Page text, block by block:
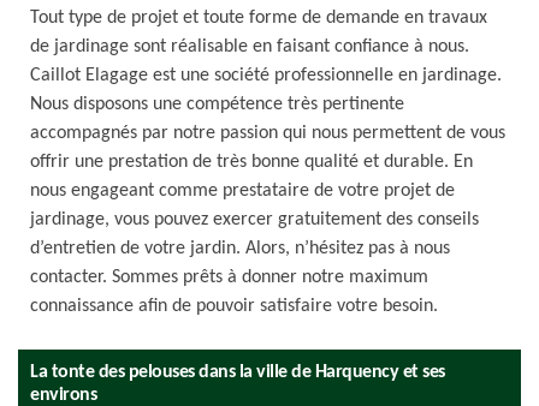
Tout type de projet et toute forme de demande en travaux
de jardinage sont réalisable en faisant confiance à nous.
Caillot Elagage est une société professionnelle en jardinage.
Nous disposons une compétence très pertinente
accompagnés par notre passion qui nous permettent de vous
offrir une prestation de très bonne qualité et durable. En
nous engageant comme prestataire de votre projet de
jardinage, vous pouvez exercer gratuitement des conseils
d’entretien de votre jardin. Alors, n’hésitez pas à nous
contacter. Sommes prêts à donner notre maximum
connaissance afin de pouvoir satisfaire votre besoin.
La tonte des pelouses dans la ville de Harquency et ses
environs